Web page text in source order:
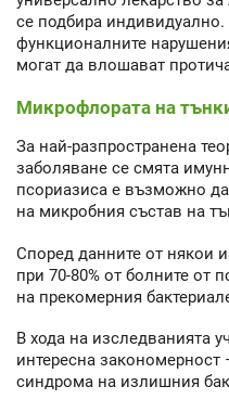
се подбира
функционалните
могат да влошават
Микрофлората на
За най-разпространена
заболяване се смята
псориазиса е възможно
на микробния състав на
Според данните от някои
при 70-80% от болните от
на прекомерния
В хода на изследванията
интересна
синдрома на излишния